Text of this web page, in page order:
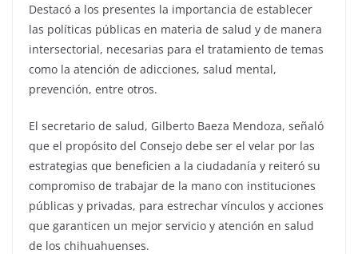
Destacó a los presentes la importancia de establecer
las políticas públicas en materia de salud y de manera
intersectorial, necesarias para el tratamiento de temas
como la atención de adicciones, salud mental,
prevención, entre otros.
El secretario de salud, Gilberto Baeza Mendoza, señaló
que el propósito del Consejo debe ser el velar por las
estrategias que beneficien a la ciudadanía y reiteró su
compromiso de trabajar de la mano con instituciones
públicas y privadas, para estrechar vínculos y acciones
que garanticen un mejor servicio y atención en salud
de los chihuahuenses.